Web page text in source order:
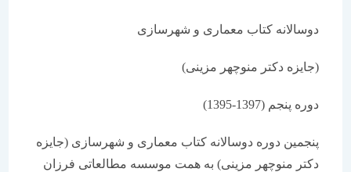
دوسالانه کتاب معماری و شهرسازی
(جایزه دکتر منوچهر مزینی)
دوره پنجم (1397-1395)
پنجمین دوره دوسالانه کتاب معماری و شهرسازی (جایزه
دکتر منوچهر مزینی) به همت موسسه مطالعاتی فرزان